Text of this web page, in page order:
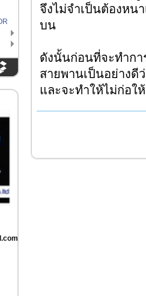
จึงไม่จำเป็นต้องหน
บน
ดังนั้นก่อนที่จะทำกา
สายพานเป็นอย่างดี
และจะทำให้ไม่ก่อใ